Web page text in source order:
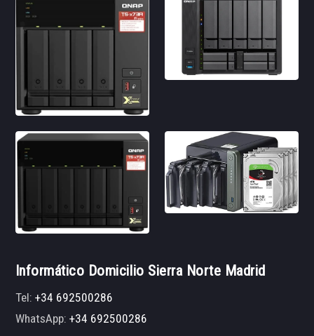
Informático Domicilio Sierra Norte Madrid
Tel:+34 692500286
WhatsApp:+34 692500286